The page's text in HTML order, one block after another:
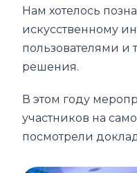
Нам хотелось
искусственному
пользователями и
решения.
В этом году
участников на
посмотрели